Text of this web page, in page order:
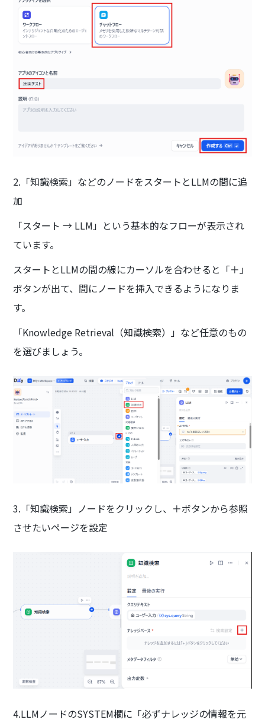
2.「知識検索」などのノードをスタートとLLMの間に追
加
「スタート → LLM」という基本的なフローが表示され
ています。
スタートとLLMの間の線にカーソルを合わせると「＋」
ボタンが出て、間にノードを挿入できるようになりま
す。
「Knowledge Retrieval（知識検索）」など任意のもの
を選びましょう。
3.「知識検索」ノードをクリックし、＋ボタンから参照
させたいページを設定
4.LLMノードのSYSTEM欄に「必ずナレッジの情報を元